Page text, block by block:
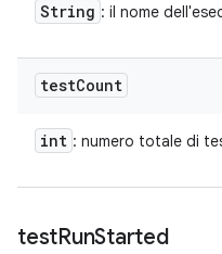
String : il nome
testCount
int : numero totale di
testRunStarted